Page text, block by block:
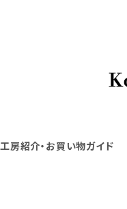
工房紹介・お買い物ガイド